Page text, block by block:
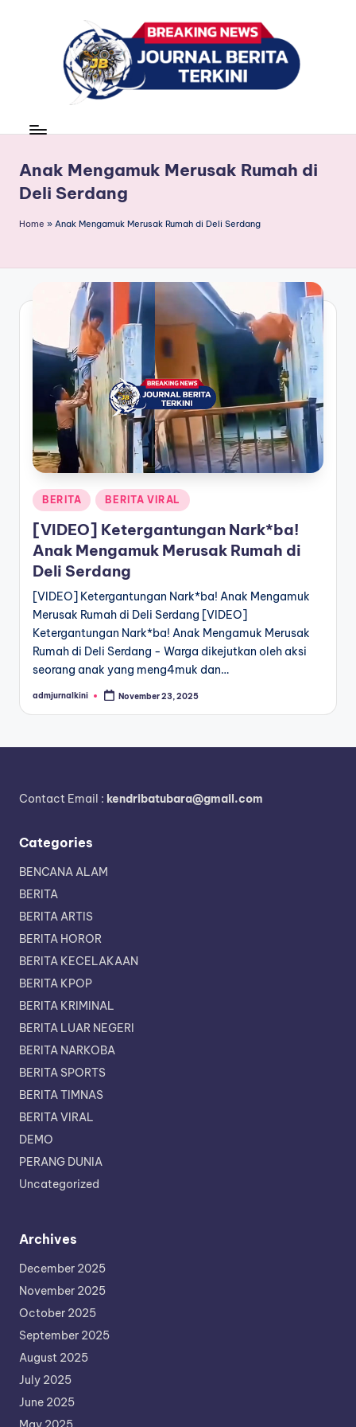
r
n
a
B
e
t
a
e
r
k
n
news
Anak Mengamuk Merusak Rumah di
Deli Serdang
Home » Anak Mengamuk Merusak Rumah di Deli Serdang
Posted
in
BERITA BERITA VIRAL
[VIDEO] Ketergantungan Nark*ba!
Anak Mengamuk Merusak Rumah di
Deli Serdang
[VIDEO] Ketergantungan Nark*ba! Anak Mengamuk
Merusak Rumah di Deli Serdang [VIDEO]
Ketergantungan Nark*ba! Anak Mengamuk Merusak
Rumah di Deli Serdang - Warga dikejutkan oleh aksi
seorang anak yang meng4muk dan…
Posted
admjurnalkini November 23, 2025
Contact Email : kendribatubara@gmail.com
Categories
BENCANA ALAM
BERITA
BERITA ARTIS
BERITA HOROR
BERITA KECELAKAAN
BERITA KPOP
BERITA KRIMINAL
BERITA LUAR NEGERI
BERITA NARKOBA
BERITA SPORTS
BERITA TIMNAS
BERITA VIRAL
DEMO
PERANG DUNIA
Uncategorized
Archives
December 2025
November 2025
October 2025
September 2025
August 2025
July 2025
June 2025